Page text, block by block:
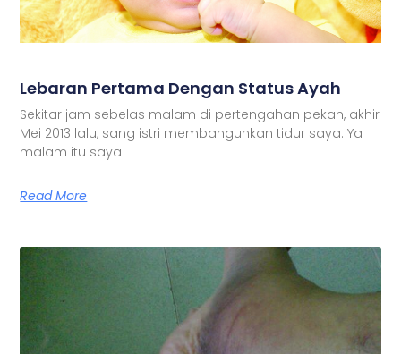
Lebaran Pertama Dengan Status Ayah
Sekitar jam sebelas malam di pertengahan pekan, akhir
Mei 2013 lalu, sang istri membangunkan tidur saya. Ya
malam itu saya
Read More